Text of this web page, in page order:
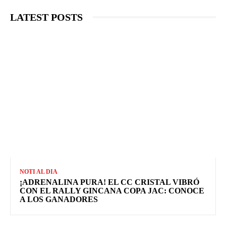
LATEST POSTS
NOTI AL DIA
¡ADRENALINA PURA! EL CC CRISTAL VIBRÓ
CON EL RALLY GINCANA COPA JAC: CONOCE
A LOS GANADORES